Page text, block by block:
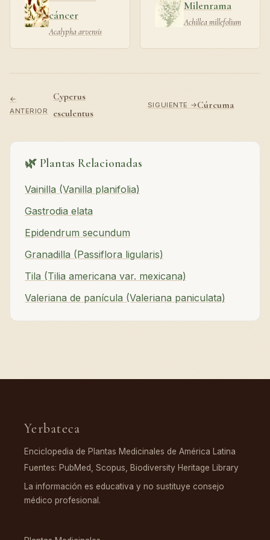
cáncer
Acalypha arvensis
Milenrama
Achillea millefolium
←
ANTERIOR
Cyperus
esculentus
SIGUIENTE →Cúrcuma
🌿 Plantas Relacionadas
Vainilla (Vanilla planifolia)
Gastrodia elata
Epidendrum secundum
Granadilla (Passiflora ligularis)
Tila (Tilia americana var. mexicana)
Valeriana de panícula (Valeriana paniculata)
Yerbateca
Enciclopedia de Plantas Medicinales de América Latina
Fuentes: PubMed, Scopus, Biodiversity Heritage Library
La información es educativa y no sustituye consejo
médico profesional.